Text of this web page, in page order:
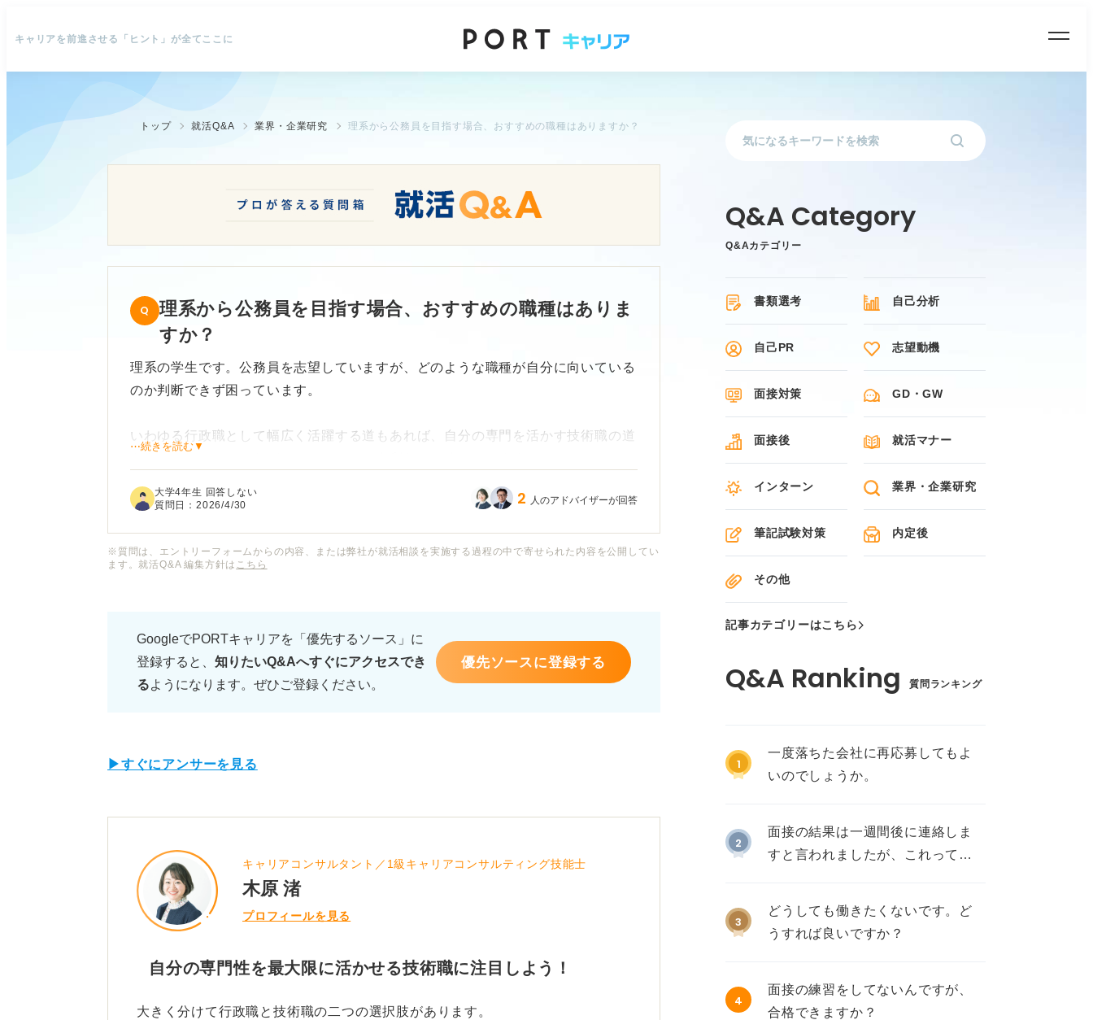
キャリアを前進させる「ヒント」が全てここに
トップ 就活Q&A 業界・企業研究 理系から公務員を目指す場合、おすすめの職種はありますか？
理系から公務員を目指す場合、おすすめの職種はありま
すか？
理系の学生です。公務員を志望していますが、どのような職種が自分に向いている
のか判断できず困っています。
いわゆる行政職として幅広く活躍する道もあれば、自分の専門を活かす技術職の道
技術職は専門性が高い分、募集人数が少なかったり、試験科目が難解だったりする
理系学生におすすめの公務員の職種や民間企業の研究職・技術職と比較した際の公
⋯続きを読む▼
大学4年生 回答しない
質問日：2026/4/30 2 人のアドバイザーが回答
※質問は、エントリーフォームからの内容、または弊社が就活相談を実施する過程の中で寄せられた内容を公開してい
ます。就活Q&A 編集方針は こちら
GoogleでPORTキャリアを「優先するソース」に
登録すると、 知りたいQ&Aへすぐにアクセスでき
るようになります。ぜひご登録ください。
優先ソースに登録する
▶すぐにアンサーを見る
キャリアコンサルタント／1級キャリアコンサルティング技能士
木原 渚
プロフィールを見る
自分の専門性を最大限に活かせる技術職に注目しよう！
大きく分けて行政職と技術職の二つの選択肢があります。
Q&Aカテゴリー
書類選考 自己分析
自己PR 志望動機
面接対策 GD・GW
面接後 就活マナー
インターン 業界・企業研究
筆記試験対策 内定後
その他
記事カテゴリーはこちら
質問ランキング
1
一度落ちた会社に再応募してもよ
いのでしょうか。
2
面接の結果は一週間後に連絡しま
すと言われましたが、これって不
3
どうしても働きたくないです。ど
うすれば良いですか？
4
面接の練習をしてないんですが、
合格できますか？